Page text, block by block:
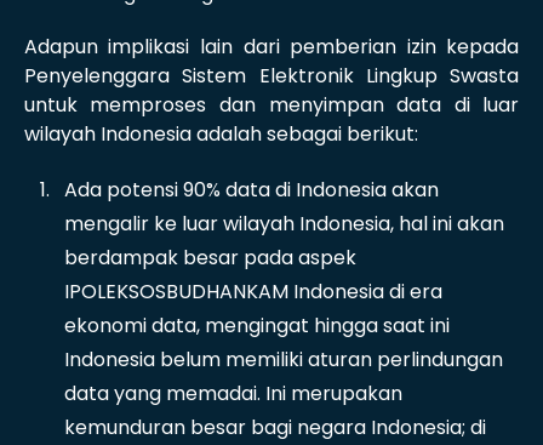
Adapun implikasi lain dari pemberian izin kepada
Penyelenggara Sistem Elektronik Lingkup Swasta
untuk memproses dan menyimpan data di luar
wilayah Indonesia adalah sebagai berikut:
Ada potensi 90% data di Indonesia akan
mengalir ke luar wilayah Indonesia, hal ini akan
berdampak besar pada aspek
IPOLEKSOSBUDHANKAM Indonesia di era
ekonomi data, mengingat hingga saat ini
Indonesia belum memiliki aturan perlindungan
data yang memadai. Ini merupakan
kemunduran besar bagi negara Indonesia; di